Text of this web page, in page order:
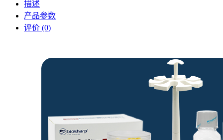
描述
产品参数
评价 (0)